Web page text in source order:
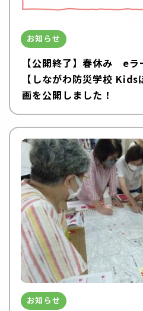
お知らせ
【公開終了】春休み eラ
【しながわ防災学校
画を公開しました！
お知らせ